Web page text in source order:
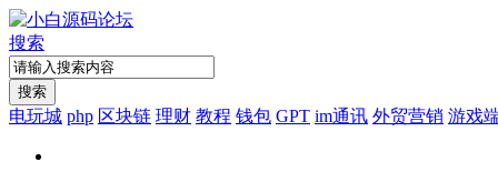
搜索
搜索
电玩城 php 区块链 理财 教程 钱包 GPT im通讯 外贸营销 游戏